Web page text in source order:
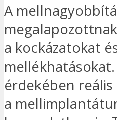
A
a kockázatokat
érdekében
a